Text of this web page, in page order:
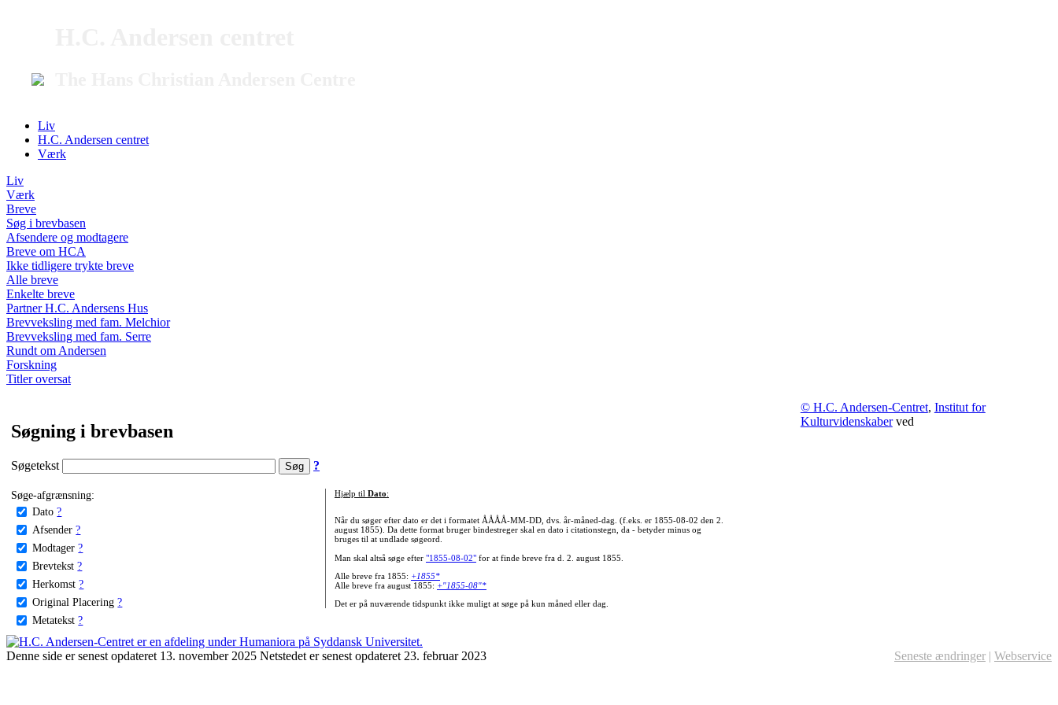
Liv
H.C. Andersen centret
Værk
Liv
Værk
Breve
Søg i brevbasen
Afsendere og modtagere
Breve om HCA
Ikke tidligere trykte breve
Alle breve
Enkelte breve
Partner H.C. Andersens Hus
Brevveksling med fam. Melchior
Brevveksling med fam. Serre
Rundt om Andersen
Forskning
Titler oversat
Søgning i brevbasen
Søgetekst ?
Søge-afgrænsning:
Dato ?
Afsender ?
Modtager ?
Brevtekst ?
Herkomst ?
Original Placering ?
Metatekst ?
Hjælp til Dato:
Når du søger efter dato er det i formatet ÅÅÅÅ-MM-DD, dvs. år-måned-dag. (f.eks. er 1855-08-02 den 2.
august 1855). Da dette format bruger bindestreger skal en dato i citationstegn, da - betyder minus og
bruges til at undlade søgeord.
Man skal altså søge efter "1855-08-02"for at finde breve fra d. 2. august 1855.
Alle breve fra 1855: +1855*
Alle breve fra august 1855: +"1855-08"*
Det er på nuværende tidspunkt ikke muligt at søge på kun måned eller dag.
© H.C. Andersen-Centret, Institut for
Kulturvidenskaberved
Denne side er senest opdateret 13. november 2025 Netstedet er senest opdateret 23. februar 2023 Seneste ændringer | Webservice